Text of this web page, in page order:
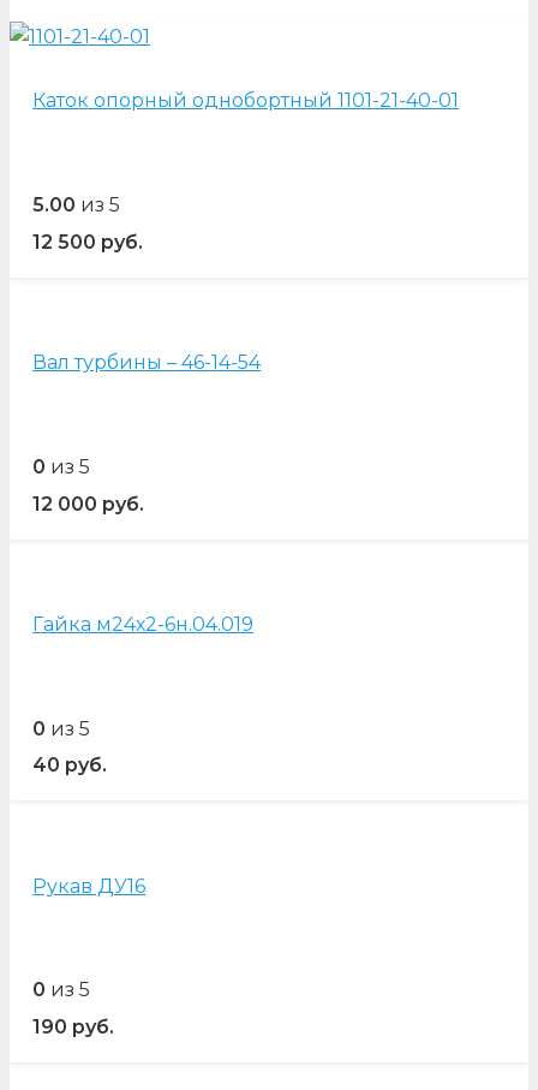
Каток опорный однобортный 1101-21-40-01
5.00 из 5
12 500 руб.
Вал турбины – 46-14-54
0 из 5
12 000 руб.
Гайка м24х2-6н.04.019
0 из 5
40 руб.
Рукав ДУ16
0 из 5
190 руб.